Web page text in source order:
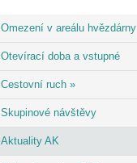
Omezení v areálu hvězdárny
Otevírací doba a vstupné
Cestovní ruch »
Skupinové návštěvy
Aktuality AK